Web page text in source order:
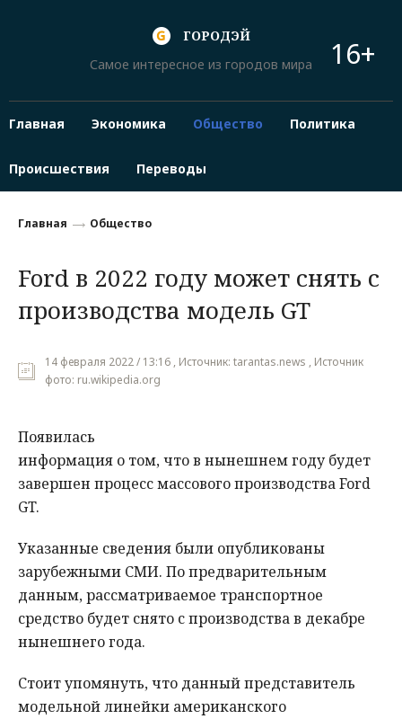
ГОРОДЭЙ
Самое интересное из городов мира
16+
Главная Экономика Общество Политика
Происшествия Переводы
Главная Общество
Ford в 2022 году может снять с
производства модель GT
14 февраля 2022 / 13:16 , Источник: tarantas.news , Источник
фото: ru.wikipedia.org
Появилась
информация о том, что в нынешнем году будет
завершен процесс массового производства Ford
GT.
Указанные сведения были опубликованы
зарубежными СМИ. По предварительным
данным, рассматриваемое транспортное
средство будет снято с производства в декабре
нынешнего года.
Стоит упомянуть, что данный представитель
модельной линейки американского